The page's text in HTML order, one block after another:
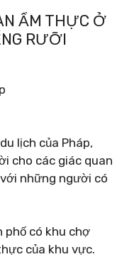
ẨM THỰC Ở
RƯỠI
lịch của Pháp,
cho các giác quan
những người có
phố có khu chợ
của khu vực.